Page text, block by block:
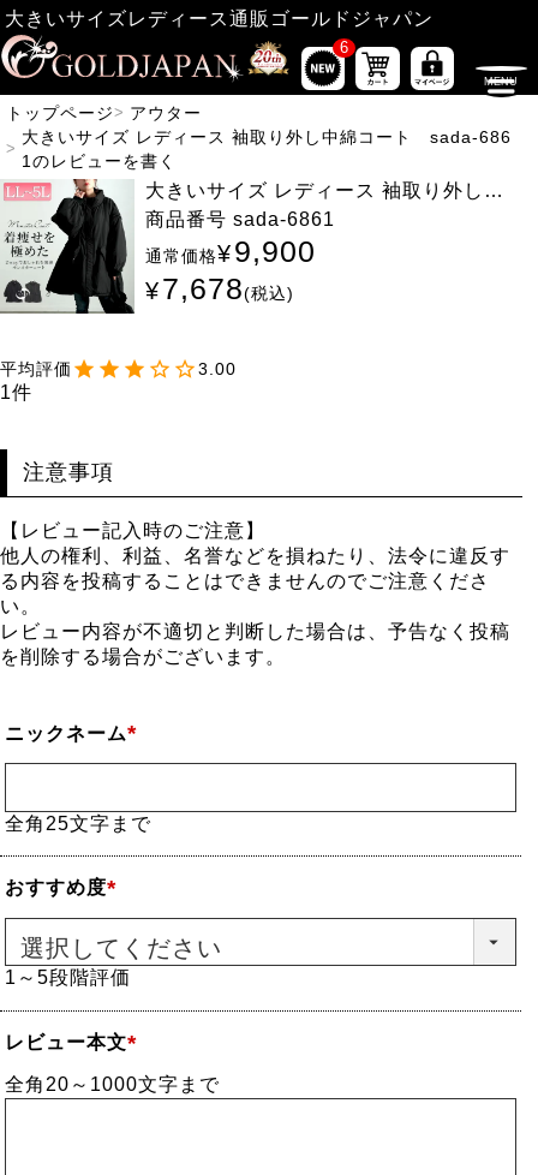
大きいサイズレディース通販ゴールドジャパン
6
トップページ
アウター
大きいサイズ レディース 袖取り外し中綿コート sada-686
1のレビューを書く
大きいサイズ レディース 袖取り外し中
綿コート sada-6861
商品番号 sada-6861
通常価格¥9,900
¥7,678 税込
3.00
1
注意事項
【レビュー記入時のご注意】
他人の権利、利益、名誉などを損ねたり、法令に違反す
る内容を投稿することはできませんのでご注意くださ
い。
レビュー内容が不適切と判断した場合は、予告なく投稿
を削除する場合がございます。
ニックネーム
(必
全角25文字まで
おすすめ度
(必
須)
1～5段階評価
レビュー本文
須)
全角20～1000文字まで